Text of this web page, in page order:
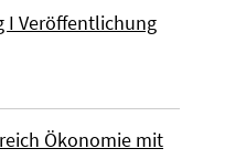
I Veröffentlichung
Ökonomie mit